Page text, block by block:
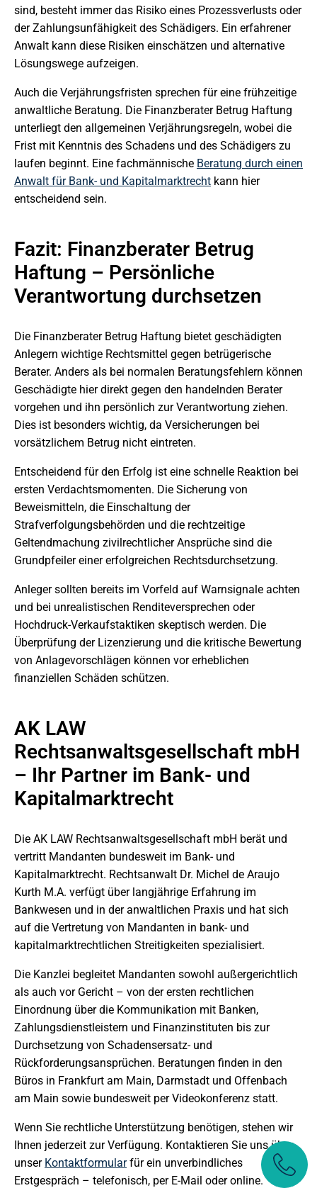
sind, besteht immer das Risiko eines Prozessverlusts oder
der Zahlungsunfähigkeit des Schädigers. Ein erfahrener
Anwalt kann diese Risiken einschätzen und alternative
Lösungswege aufzeigen.
Auch die Verjährungsfristen sprechen für eine frühzeitige
anwaltliche Beratung. Die Finanzberater Betrug Haftung
unterliegt den allgemeinen Verjährungsregeln, wobei die
Frist mit Kenntnis des Schadens und des Schädigers zu
laufen beginnt. Eine fachmännische Beratung durch einen
Anwalt für Bank- und Kapitalmarktrecht kann hier
entscheidend sein.
Fazit: Finanzberater Betrug
Haftung – Persönliche
Verantwortung durchsetzen
Die Finanzberater Betrug Haftung bietet geschädigten
Anlegern wichtige Rechtsmittel gegen betrügerische
Berater. Anders als bei normalen Beratungsfehlern können
Geschädigte hier direkt gegen den handelnden Berater
vorgehen und ihn persönlich zur Verantwortung ziehen.
Dies ist besonders wichtig, da Versicherungen bei
vorsätzlichem Betrug nicht eintreten.
Entscheidend für den Erfolg ist eine schnelle Reaktion bei
ersten Verdachtsmomenten. Die Sicherung von
Beweismitteln, die Einschaltung der
Strafverfolgungsbehörden und die rechtzeitige
Geltendmachung zivilrechtlicher Ansprüche sind die
Grundpfeiler einer erfolgreichen Rechtsdurchsetzung.
Anleger sollten bereits im Vorfeld auf Warnsignale achten
und bei unrealistischen Renditeversprechen oder
Hochdruck-Verkaufstaktiken skeptisch werden. Die
Überprüfung der Lizenzierung und die kritische Bewertung
von Anlagevorschlägen können vor erheblichen
finanziellen Schäden schützen.
AK LAW
Rechtsanwaltsgesellschaft mbH
– Ihr Partner im Bank- und
Kapitalmarktrecht
Die AK LAW Rechtsanwaltsgesellschaft mbH berät und
vertritt Mandanten bundesweit im Bank- und
Kapitalmarktrecht. Rechtsanwalt Dr. Michel de Araujo
Kurth M.A. verfügt über langjährige Erfahrung im
Bankwesen und in der anwaltlichen Praxis und hat sich
auf die Vertretung von Mandanten in bank- und
kapitalmarktrechtlichen Streitigkeiten spezialisiert.
Die Kanzlei begleitet Mandanten sowohl außergerichtlich
als auch vor Gericht – von der ersten rechtlichen
Einordnung über die Kommunikation mit Banken,
Zahlungsdienstleistern und Finanzinstituten bis zur
Durchsetzung von Schadensersatz- und
Rückforderungsansprüchen. Beratungen finden in den
Büros in Frankfurt am Main, Darmstadt und Offenbach
am Main sowie bundesweit per Videokonferenz statt.
Wenn Sie rechtliche Unterstützung benötigen, stehen wir
Ihnen jederzeit zur Verfügung. Kontaktieren Sie uns über
unser Kontaktformularfür ein unverbindliches
Erstgespräch – telefonisch, per E-Mail oder online.